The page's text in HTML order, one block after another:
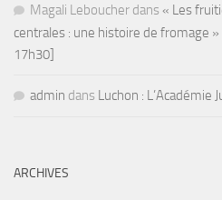
Magali Leboucher dans « Les
centrales : une histoire de fromage
17h30]
admin dans Luchon : L’Académie
ARCHIVES